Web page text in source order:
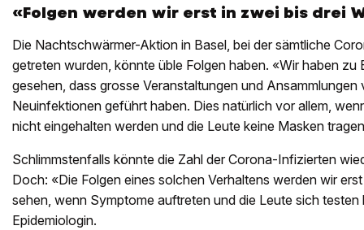
«Folgen werden wir erst in zwei bis drei
Die Nachtschwärmer-Aktion in Basel, bei der sämtliche
getreten wurden, könnte üble Folgen haben. «Wir haben zu
gesehen, dass grosse Veranstaltungen und
Neuinfektionen geführt haben. Dies natürlich vor allem,
nicht eingehalten werden und die Leute keine Masken
Schlimmstenfalls könnte die Zahl der Corona-Infizierten
Doch: «Die Folgen eines solchen Verhaltens werden wir
sehen, wenn Symptome auftreten und die Leute sich testen
Epidemiologin.